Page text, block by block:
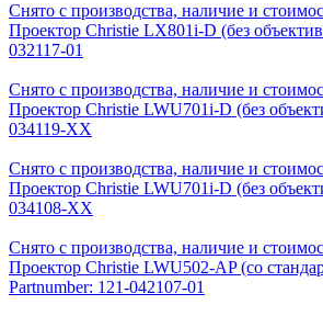
Снято с производства, наличие и
Проектор Christie LX801i-D (без
032117-01
Снято с производства, наличие и
Проектор Christie LWU701i-D (без
034119-XX
Снято с производства, наличие и
Проектор Christie LWU701i-D (без
034108-XX
Снято с производства, наличие и
Проектор Christie LWU502-AP (со
Partnumber: 121-042107-01